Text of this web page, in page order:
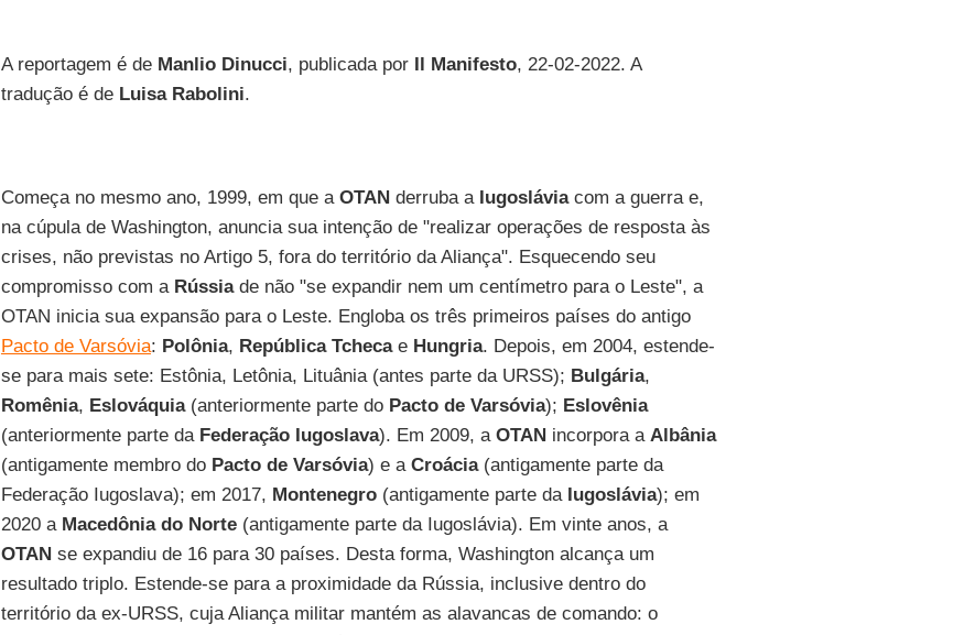
A reportagem é de Manlio Dinucci, publicada por Il Manifesto, 22-02-2022. A
tradução é de Luisa Rabolini.
Começa no mesmo ano, 1999, em que a OTANderruba a Iugosláviacom a guerra e,
na cúpula de Washington, anuncia sua intenção de "realizar operações de resposta às
crises, não previstas no Artigo 5, fora do território da Aliança". Esquecendo seu
compromisso com a Rússiade não "se expandir nem um centímetro para o Leste", a
OTAN inicia sua expansão para o Leste. Engloba os três primeiros países do antigo
Pacto de Varsóvia: Polônia, República Tchecae Hungria. Depois, em 2004, estende-
se para mais sete: Estônia, Letônia, Lituânia (antes parte da URSS); Bulgária,
Romênia, Eslováquia(anteriormente parte do Pacto de Varsóvia); Eslovênia
(anteriormente parte da Federação Iugoslava). Em 2009, a OTANincorpora a Albânia
(antigamente membro do Pacto de Varsóvia) e a Croácia(antigamente parte da
Federação Iugoslava); em 2017, Montenegro(antigamente parte da Iugoslávia); em
2020 a Macedônia do Norte(antigamente parte da Iugoslávia). Em vinte anos, a
OTANse expandiu de 16 para 30 países. Desta forma, Washington alcança um
resultado triplo. Estende-se para a proximidade da Rússia, inclusive dentro do
território da ex-URSS, cuja Aliança militar mantém as alavancas de comando: o